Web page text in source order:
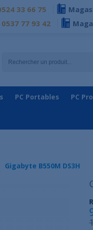
33 66 75
0537 77 93 42
PC Portables PC Pro
Gigabyte B550M DS3H